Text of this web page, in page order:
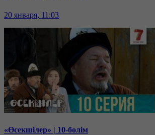
20 января, 11:03
«Өсекшілер» | 10-бөлім